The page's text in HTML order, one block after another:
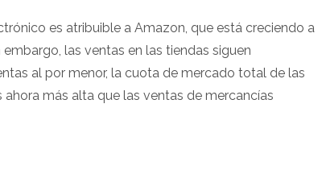
es atribuible a Amazon, que está creciendo a
las ventas en las tiendas siguen
al por menor, la cuota de mercado total de las
ahora más alta que las ventas de mercancías